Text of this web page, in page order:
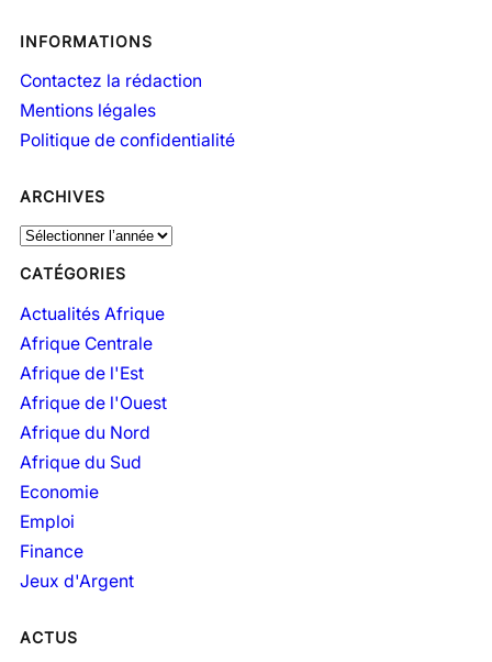
INFORMATIONS
Contactez la rédaction
Mentions légales
Politique de confidentialité
ARCHIVES
A
c
h
v
CATÉGORIES
Actualités Afrique
Afrique Centrale
Afrique de l'Est
Afrique de l'Ouest
Afrique du Nord
Afrique du Sud
Economie
Emploi
Finance
Jeux d'Argent
ACTUS